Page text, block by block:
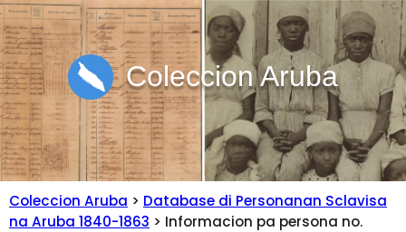
Coleccion Aruba
Coleccion Aruba > Database di Personanan Sclavisa
na Aruba 1840-1863 > Informacion pa persona no.